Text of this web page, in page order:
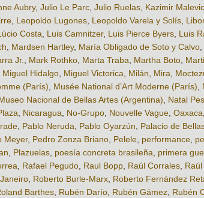
Aubry, Julio Le Parc Julio Ruelas Kazimir
Leopoldo Lugones Leopoldo Varela y Solís
Costa Luis Camnitzer, Luis Pierce Byers Luis
Mardsen Hartley, María Obligado de Soto y Calvo
Jr. Mark Rothko Marta Traba Martha Boto
Miguel Hidalgo Miguel Victorica Milán Mira
(París) Musée National d’Art Moderne (París)
Nacional de Bellas Artes (Argentina) Natal
Nicaragua No-Grupo Nouvelle Vague Oaxaca
Pablo Neruda Pablo Oyarzún Palacio de
Meyer, Pedro Zonza Briano Pelele performance
Plazuelas poesía concreta brasileña primera
Rafael Pegudo Raul Bopp Raúl Corrales
Roberto Burle-Marx Roberto Fernández
Barthes Rubén Darío Rubén Gámez Rubén